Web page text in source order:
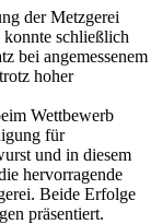
der Metzgerei
konnte schließlich
bei angemessenem
hoher
Wettbewerb
für
und in diesem
hervorragende
Beide Erfolge
präsentiert.